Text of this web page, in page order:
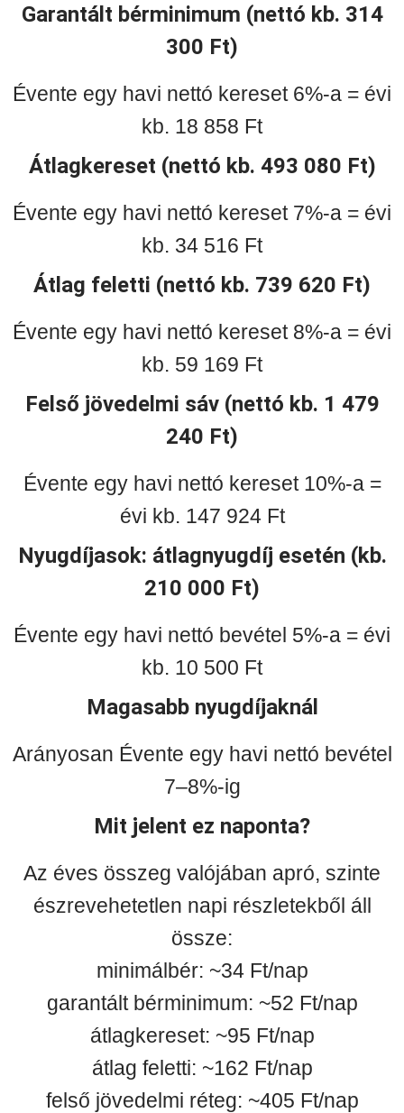
Garantált bérminimum (nettó kb. 314
300 Ft)
Évente egy havi nettó kereset 6%-a = évi
kb. 18 858 Ft
Átlagkereset (nettó kb. 493 080 Ft)
Évente egy havi nettó kereset 7%-a = évi
kb. 34 516 Ft
Átlag feletti (nettó kb. 739 620 Ft)
Évente egy havi nettó kereset 8%-a = évi
kb. 59 169 Ft
Felső jövedelmi sáv (nettó kb. 1 479
240 Ft)
Évente egy havi nettó kereset 10%-a =
évi kb. 147 924 Ft
Nyugdíjasok: átlagnyugdíj esetén (kb.
210 000 Ft)
Évente egy havi nettó bevétel 5%-a = évi
kb. 10 500 Ft
Magasabb nyugdíjaknál
Arányosan Évente egy havi nettó bevétel
7–8%-ig
Mit jelent ez naponta?
Az éves összeg valójában apró, szinte
észrevehetetlen napi részletekből áll
össze:
minimálbér: ~34 Ft/nap
garantált bérminimum: ~52 Ft/nap
átlagkereset: ~95 Ft/nap
átlag feletti: ~162 Ft/nap
felső jövedelmi réteg: ~405 Ft/nap